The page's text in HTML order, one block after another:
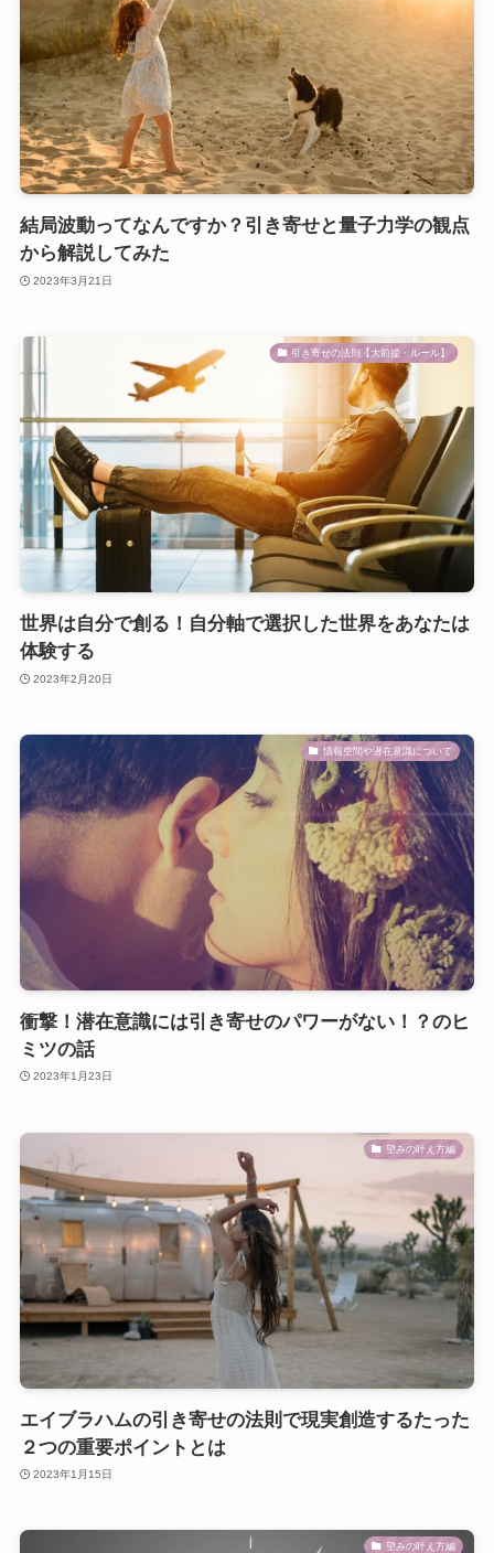
結局波動ってなんですか？引き寄せと量子力学の観点
から解説してみた
2023年3月21日
引き寄せの法則【大前提・ルール】
世界は自分で創る！自分軸で選択した世界をあなたは
体験する
2023年2月20日
情報空間や潜在意識について
衝撃！潜在意識には引き寄せのパワーがない！？のヒ
ミツの話
2023年1月23日
望みの叶え方編
エイブラハムの引き寄せの法則で現実創造するたった
２つの重要ポイントとは
2023年1月15日
望みの叶え方編